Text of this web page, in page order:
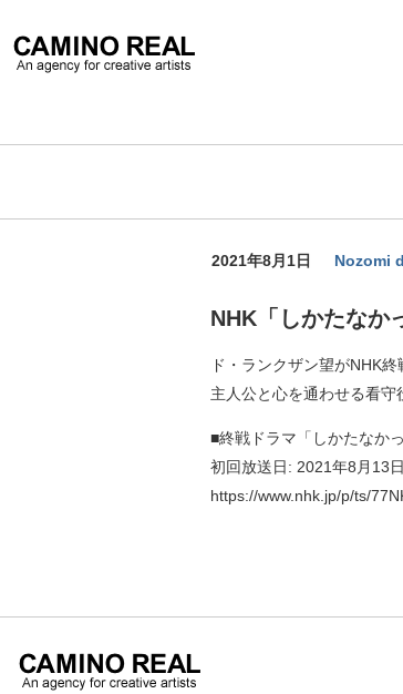
2021年8月1日 Nozomi
NHK「しかたなか
ド・ランクザン望がNHK
主人公と心を通わせる看守
■終戦ドラマ「しかたなか
初回放送日: 2021年8月13日
https://www.nhk.jp/p/ts/